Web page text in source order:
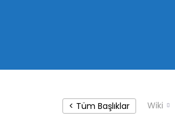
< Tüm Başlıklar Wiki